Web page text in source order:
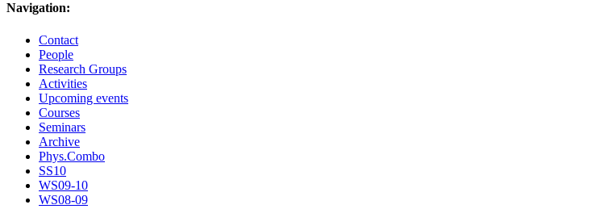
Navigation:
Contact
People
Research Groups
Activities
Upcoming events
Courses
Seminars
Archive
Phys.Combo
SS10
WS09-10
WS08-09